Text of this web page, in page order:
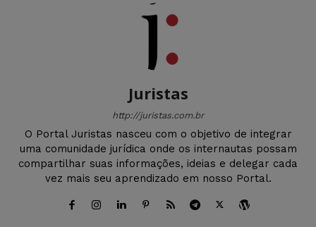
Juristas
http://juristas.com.br
O Portal Juristas nasceu com o objetivo de integrar
uma comunidade jurídica onde os internautas possam
compartilhar suas informações, ideias e delegar cada
vez mais seu aprendizado em nosso Portal.